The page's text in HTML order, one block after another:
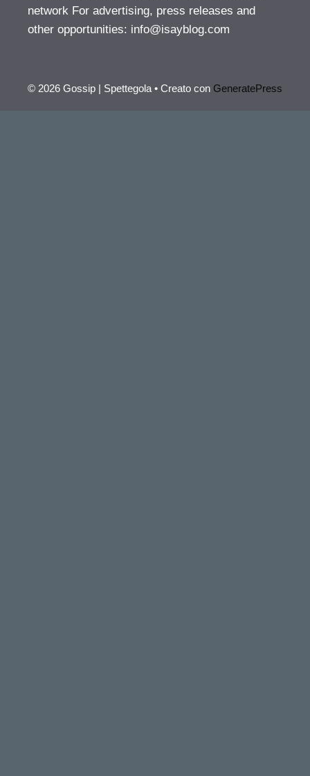
network For advertising, press releases and
other opportunities: info@isayblog.com
© 2026 Gossip | Spettegola • Creato con GeneratePress